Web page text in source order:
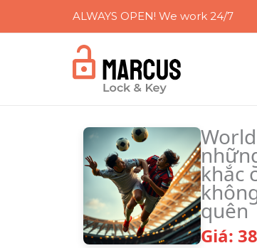
ALWAYS OPEN! We work 24/7
khắc
quên
Giá: